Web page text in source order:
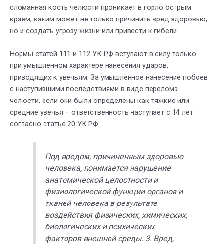
сломанная кость челюсти проникает в горло острым
краем, каким может не только причинить вред здоровью,
но и создать угрозу жизни или привести к гибели.
Нормы статей 111 и 112 УК РФ вступают в силу только
при умышленном характере нанесения ударов,
приводящих к увечьям. За умышленное нанесение побоев
с наступившими последствиями в виде перелома
челюсти, если они были определены как тяжкие или
средние увечья – ответственность наступает с 14 лет
согласно статье 20 УК РФ.
Под вредом, причиненным здоровью
человека, понимается нарушение
анатомической целостности и
физиологической функции органов и
тканей человека в результате
воздействия физических, химических,
биологических и психических
факторов внешней среды. 3. Вред,